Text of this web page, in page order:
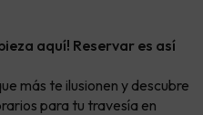
aquí! Reservar es así
más te ilusionen y descubre
para tu travesía en